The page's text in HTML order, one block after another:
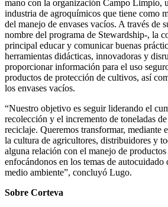
mano con la organización Campo Limpio,
industria de agroquímicos que tiene como
del manejo de envases vacíos. A través de
nombre del programa de Stewardship-, la
principal educar y comunicar buenas
herramientas didácticas, innovadoras y
proporcionar información para el uso
productos de protección de cultivos, así
los envases vacíos.
“Nuestro objetivo es seguir liderando el
recolección y el incremento de toneladas
reciclaje. Queremos transformar, mediante
la cultura de agricultores, distribuidores y
alguna relación con el manejo de
enfocándonos en los temas de autocuidado
medio ambiente”, concluyó Lugo.
Sobre Corteva